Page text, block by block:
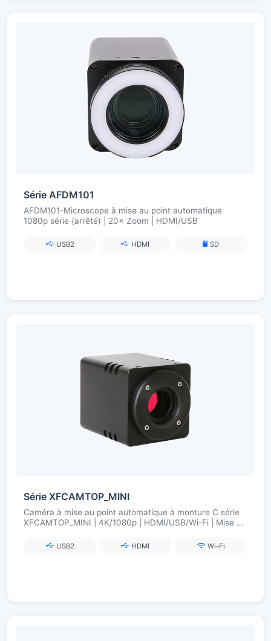
Série AFDM101
AFDM101-Microscope à mise au point automatique
1080p série (arrêté) | 20× Zoom | HDMI/USB
USB2 HDMI SD
Série XFCAMTOP_MINI
Caméra à mise au point automatique à monture C série
XFCAMTOP_MINI | 4K/1080p | HDMI/USB/Wi-Fi | Mise au
USB2 HDMI Wi-Fi